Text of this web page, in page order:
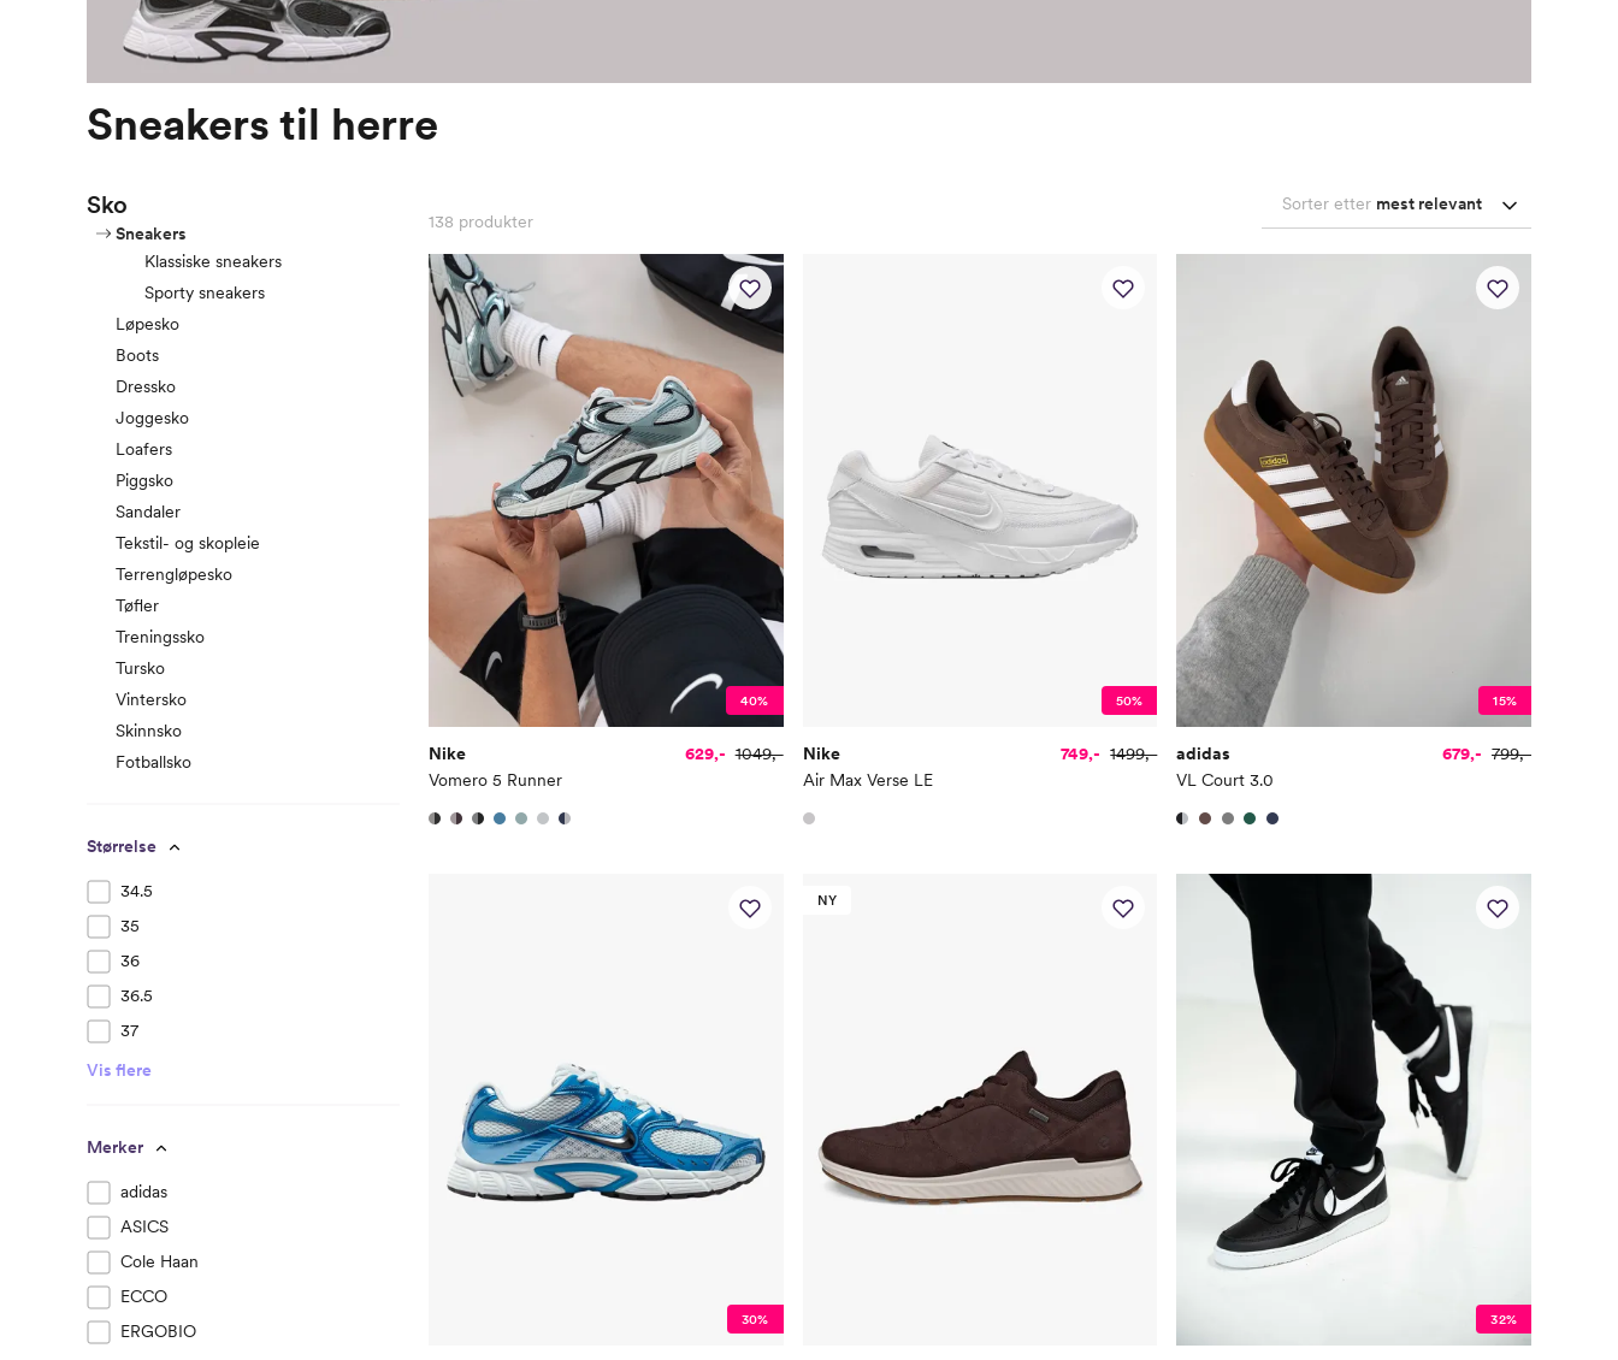
Sneakers til herre
Sko
Sneakers
Klassiske sneakers
Sporty sneakers
Løpesko
Boots
Dressko
Joggesko
Loafers
Piggsko
Sandaler
Tekstil- og skopleie
Terrengløpesko
Tøfler
Treningssko
Tursko
Vintersko
Skinnsko
Fotballsko
Størrelse
34.5
35
36
36.5
37
Vis flere
Merker
adidas
ASICS
Cole Haan
ECCO
ERGOBIO
138 produkter
Sorter etter mest relevant
40%
Nike
Vomero 5 Runner
629,- 1049,-
50%
Nike
Air Max Verse LE
749,- 1499,-
15%
adidas
VL Court 3.0
679,- 799,-
30%
NY
32%